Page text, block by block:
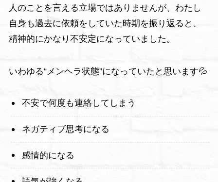
人のことを言える立場ではありませんが、わたし
自身も過去に依頼をしていた時期を振り返ると、
精神的にかなり不安定になっていました。
いわゆる“メンヘラ状態”になっていたと思います💦
不安で何度も連絡してしまう
ネガティブ思考になる
感情的になる